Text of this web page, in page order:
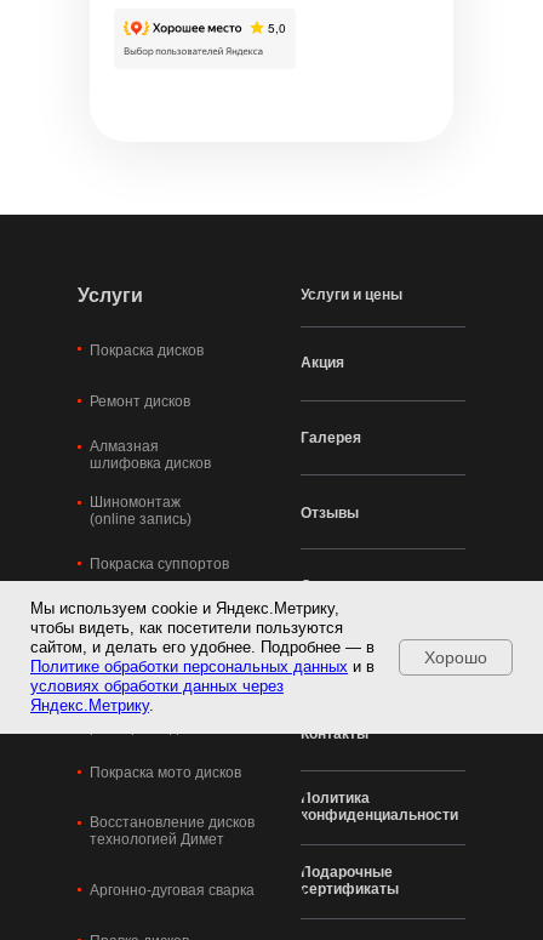
Услуги
Покраска дисков
Ремонт дисков
Алмазная
шлифовка дисков
Шиномонтаж
(online запись)
Покраска суппортов
Полировка полок
Изготовление колпачков
Покраска
Покраска мото дисков
Восстановление дисков
технологией Димет
Аргонно-дуговая сварка
Услуги и цены
Акция
Галерея
Отзывы
Статьи
Контакты
Политика
конфиденциальности
Подарочные
сертификаты
Мы используем cookie и Яндекс.Метрику,
чтобы видеть, как посетители пользуются
сайтом, и делать его удобнее. Подробнее — в
Политике обработки персональных данных и в
условиях обработки данных через
Яндекс.Метрику.
Хорошо